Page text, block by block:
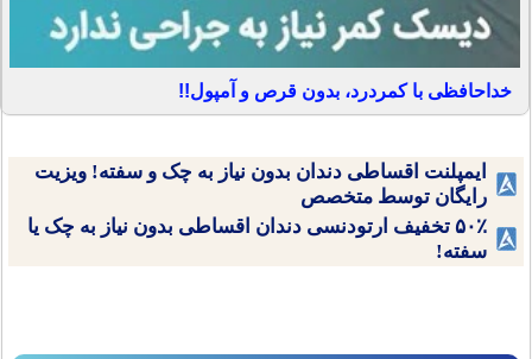
خداحافظی با کمردرد، بدون قرص و آمپول!!
ایمپلنت اقساطی دندان بدون نیاز به چک و سفته! ویزیت
رایگان توسط متخصص
۵۰٪ تخفیف ارتودنسی دندان اقساطی بدون نیاز به چک یا
سفته!